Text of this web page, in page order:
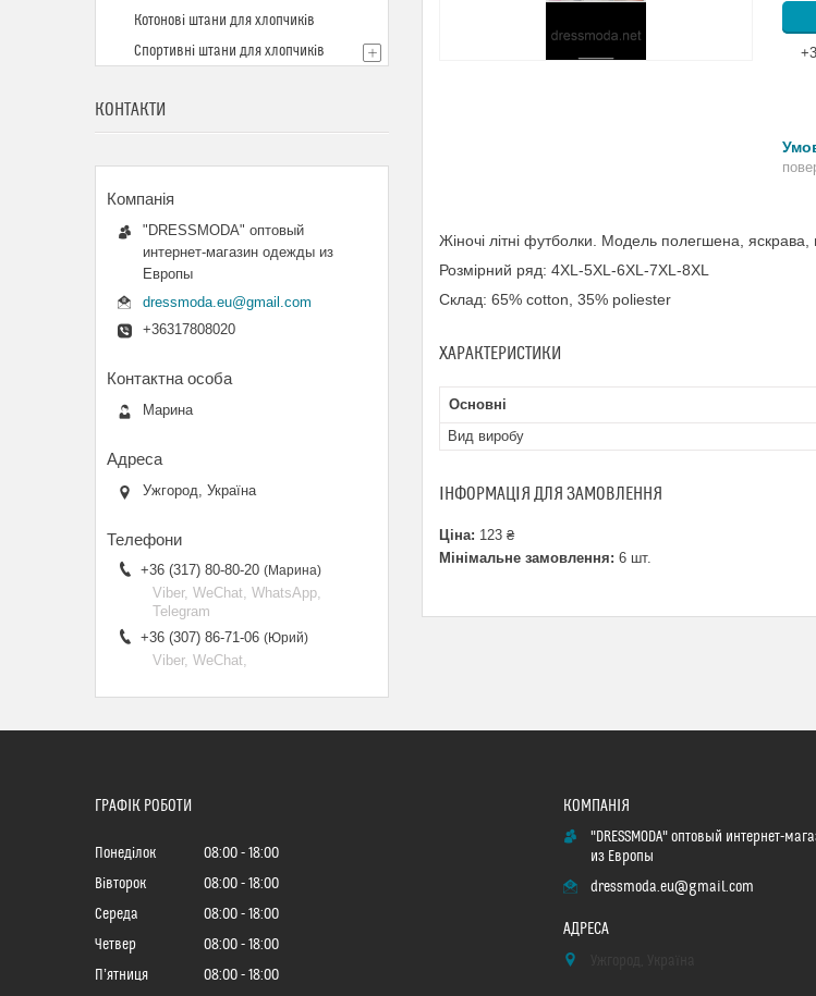
Жіночі літні футболки. Модель полегшена, яскрава,
Розмірний ряд: 4XL-5XL-6XL-7XL-8XL
Склад: 65% cotton, 35% poliester
ХАРАКТЕРИСТИКИ
Основні
Вид виробу
ІНФОРМАЦІЯ ДЛЯ ЗАМОВЛЕННЯ
Ціна: 123 ₴
Мінімальне замовлення: 6 шт.
Котонові штани для хлопчиків
Спортивні штани для хлопчиків
КОНТАКТИ
"DRESSMODA" оптовый
интернет-магазин одежды из
Европы
dressmoda.eu@gmail.com
+36317808020
Марина
Ужгород, Україна
+36 (317) 80-80-20 Марина
Viber, WeChat, WhatsApp,
Telegram
+36 (307) 86-71-06
Юрий
Viber, WeChat,
ГРАФІК РОБОТИ
Понеділок 08:00
18:00
Вівторок
08:00
18:00
Середа
08:00
18:00
Четвер
08:00
18:00
Пʼятниця
08:00 18:00
"DRESSMODA" оптовый интернет-
из Европы
dressmoda.eu@gmail.com